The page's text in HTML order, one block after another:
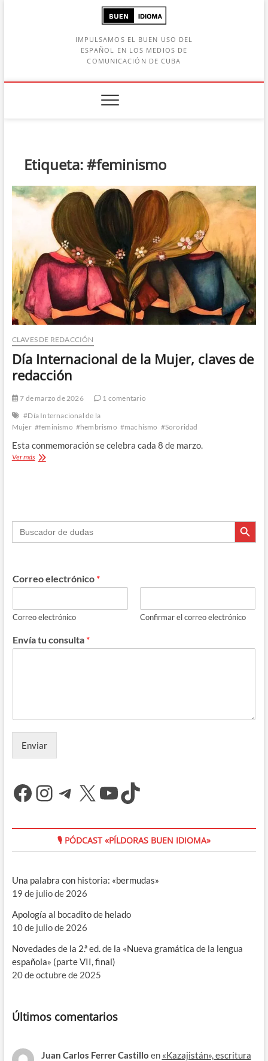
IMPULSAMOS EL BUEN USO DEL
ESPAÑOL EN LOS MEDIOS DE
COMUNICACIÓN DE CUBA
Etiqueta:#feminismo
CLAVES DE REDACCIÓN
Día Internacional de la Mujer, claves de
redacción
7 de marzo de 2026
1 comentario
#Día Internacional de la
Mujer #feminismo #hembrismo #machismo #Sororidad
Esta conmemoración se celebra cada 8 de marzo.
Ver másDía
de
redacción
Buscar: Botón de
Correo electrónico *
Correo electrónico Confirmar el correo electrónico
Envía tu consulta *
Enviar
Facebook
Instagram
Telegram
X YouTube
TikTok
🎙 PÓDCAST «PÍLDORAS BUEN IDIOMA»
Una palabra con historia: «bermudas»
19 de julio de 2026
Apología al bocadito de helado
10 de julio de 2026
Novedades de la 2.ª ed. de la «Nueva gramática de la lengua
española» (parte VII, final)
20 de octubre de 2025
Últimos comentarios
Juan Carlos Ferrer Castillo en «Kazajistán», escritura